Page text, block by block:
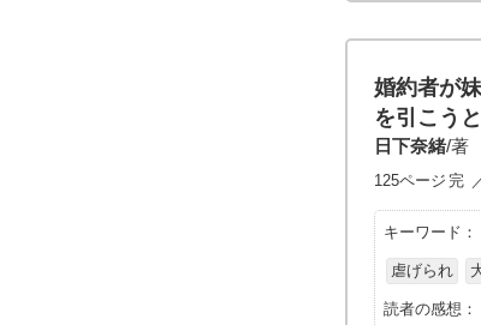
婚約者が
を引こう
日下奈緒/著
125ページ 完
キーワード：
虐げられ
読者の感想：